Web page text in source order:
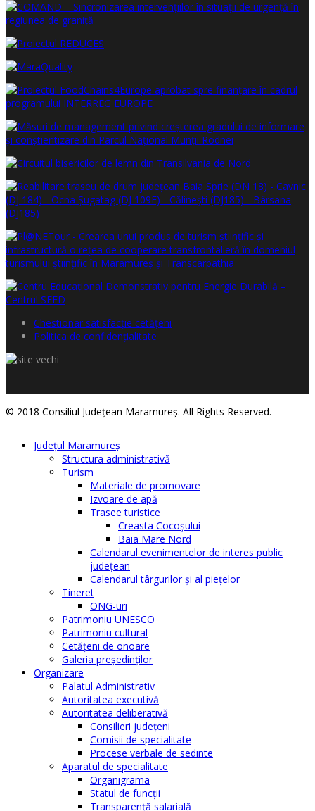
Chestionar satisfacţie cetăţeni
Politica de confidențialitate
© 2018 Consiliul Judeţean Maramureş. All Rights Reserved.
Judeţul Maramureş
Structura administrativă
Turism
Materiale de promovare
Izvoare de apă
Trasee turistice
Creasta Cocoșului
Baia Mare Nord
Calendarul evenimentelor de interes public
judeţean
Calendarul târgurilor şi al pieţelor
Tineret
ONG-uri
Patrimoniu UNESCO
Patrimoniu cultural
Cetăţeni de onoare
Galeria președinților
Organizare
Palatul Administrativ
Autoritatea executivă
Autoritatea deliberativă
Consilieri judeţeni
Comisii de specialitate
Procese verbale de sedinte
Aparatul de specialitate
Organigrama
Statul de funcții
Transparență salarială